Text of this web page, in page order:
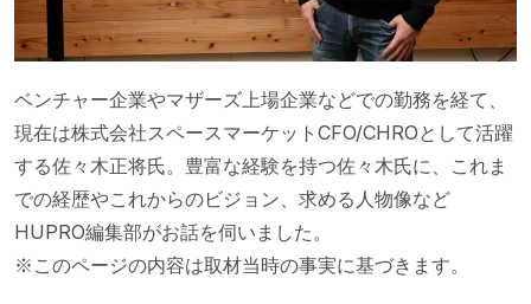
ベンチャー企業やマザーズ上場企業などでの勤務を経て、
現在は株式会社スペースマーケットCFO/CHROとして活躍
する佐々木正将氏。豊富な経験を持つ佐々木氏に、これま
での経歴やこれからのビジョン、求める人物像など
HUPRO編集部がお話を伺いました。
※このページの内容は取材当時の事実に基づきます。